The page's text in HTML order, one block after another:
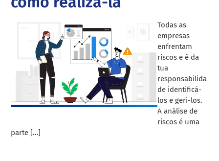
Todas as
empresas
enfrentam
riscos e é da
tua
responsabilida
de identificá-
los e geri-los.
A análise de
riscos é uma
parte […]